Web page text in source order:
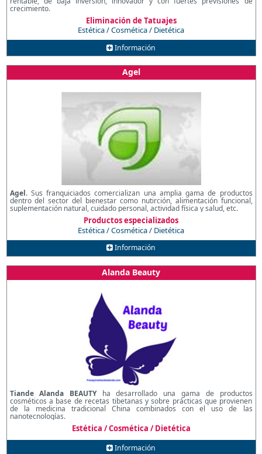
crecimiento.
Eliminación de Tatuajes
Estética / Cosmética / Dietética
Información
Agel
Agel. Sus franquiciados comercializan una amplia gama de productos
dentro del sector del bienestar como nutirción, alimentación funcional,
suplementación natural, cuidado personal, actividad física y salud, etc.
Productos especializados
Estética / Cosmética / Dietética
Información
Alanda Beauty
Tiande Alanda BEAUTY ha desarrollado una gama de productos
cosméticos a base de recetas tibetanas y sobre prácticas que provienen
de la medicina tradicional China combinados con el uso de las
nanotecnologías.
Estética / Cosmética / Dietética
Información